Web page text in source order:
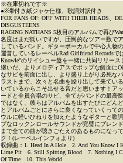
※在庫切れです※
●※帯付き紙ジャケ仕様、歌詞対訳付き
FOR FANS OF: OFF WITH THEIR HEADS、
DISGUSTEENS
RAGING NATHANS 5枚目のアルバムで再び
名度はまだ低いですが、圧倒的なツアー数で
しているバンド。ギターボーカルで中心人物
運営しているレーベルRad Girlfriend Recordsで
Knowle"のリイシュー盤を一緒に共同リリース
継いだ、よりメロディアスでポップな側面に
なサビを前面に出し、より盛り上がり必死な
ラストまで、次々と名曲を繰り出して来てい
いているからこそ出せる音だと思います！ア
ードと全員合唱のサビ、全てがバンドの最高
ではなく、彼らはアルバムを出すたびにどん
とアルバムごとにさらに良くなっていくって
ウルに軽いひねりを加えたようなギターと歌
プなロックンロールサウンドが完璧にブレン
まで全ての曲が聴きごたえのあるものになっ
ク！(レーベルインフォより)
収録曲：1. Head In A Hole 2. And You
Lime Pit 6. Still Spitting Blood 7. Nothing I
Of Time 10. This World